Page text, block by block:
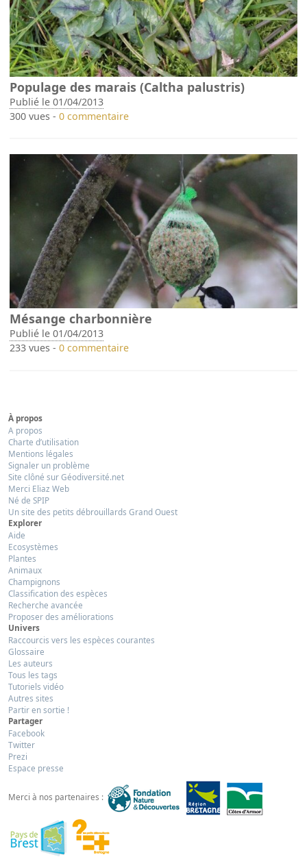
Populage des marais (Caltha palustris)
Publié le 01/04/2013
300 vues -0 commentaire
Mésange charbonnière
Publié le 01/04/2013
233 vues -0 commentaire
À propos
A propos
Charte d’utilisation
Mentions légales
Signaler un problème
Site clôné sur Géodiversité.net
Merci Eliaz Web
Né de SPIP
Un site des petits débrouillards Grand Ouest
Explorer
Aide
Ecosystèmes
Plantes
Animaux
Champignons
Classification des espèces
Recherche avancée
Proposer des améliorations
Univers
Raccourcis vers les espèces courantes
Glossaire
Les auteurs
Tous les tags
Tutoriels vidéo
Autres sites
Partir en sortie !
Partager
Facebook
Twitter
Prezi
Espace presse
Merci à nos partenaires :